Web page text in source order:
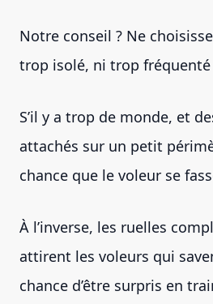
Notre conseil ? Ne
trop isolé, ni trop fréquenté
S’il y a trop de monde, et
attachés sur un petit
chance que le voleur se
À l’inverse, les ruelles
attirent les voleurs qui
chance d’être surpris en